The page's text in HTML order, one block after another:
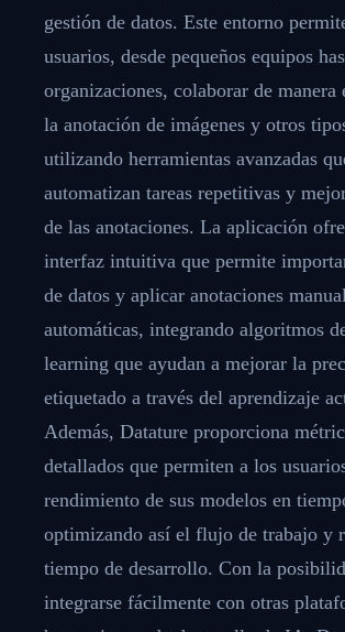
gestión de datos. Este entorno
usuarios, desde pequeños equipos
organizaciones, colaborar de manera
la anotación de imágenes y otros
utilizando herramientas avanzadas
automatizan tareas repetitivas y
de las anotaciones. La aplicación
interfaz intuitiva que permite
de datos y aplicar anotaciones
automáticas, integrando algoritmos
learning que ayudan a mejorar la
etiquetado a través del aprendizaje
Además, Datature proporciona
detallados que permiten a los
rendimiento de sus modelos en
optimizando así el flujo de trabajo y
tiempo de desarrollo. Con la
integrarse fácilmente con otras